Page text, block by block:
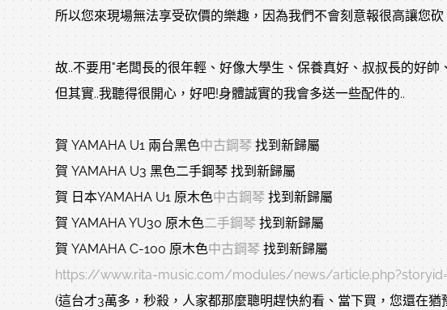
所以您來現場無法享受砍價的樂趣，因為我們不會刻意報很高讓您
故..不要用"老闆長的很年輕、好像大學生、保養真好、叔叔長的好帥
但其實..我聽得很開心，好吧!身體誠實的我會多送一些配件的..
賀 YAMAHA U1 兩台黑色中古鋼琴找到新歸屬
賀 YAMAHA U3 黑色二手鋼琴 找到新歸屬
賀 日本YAMAHA U1 原木色中古鋼琴 找到新歸屬
賀 YAMAHA YU30 原木色二手鋼琴 找到新歸屬
賀 YAMAHA C-100 原木色中古鋼琴找到新歸屬
https://www.rita-music.com/modules/news/
(這台才3萬多，秒殺，人家都那麼聰明趕快約看、當下買，您還在猶